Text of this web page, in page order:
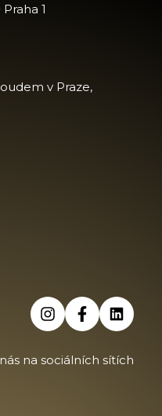
1
v Praze,
na sociálních sítích